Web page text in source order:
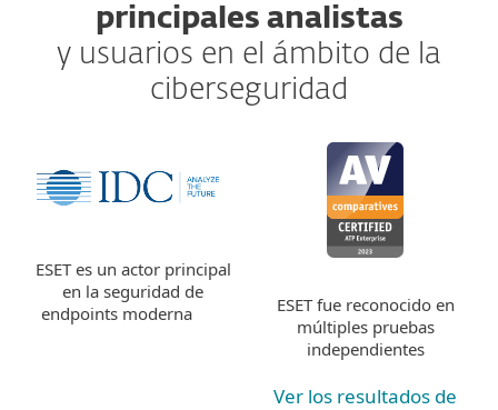
principales analistas
y usuarios en el ámbito de la
ciberseguridad
ESET es un actor principal
en la seguridad de
endpoints moderna
ESET fue reconocido en
múltiples pruebas
independientes
Ver los resultados de